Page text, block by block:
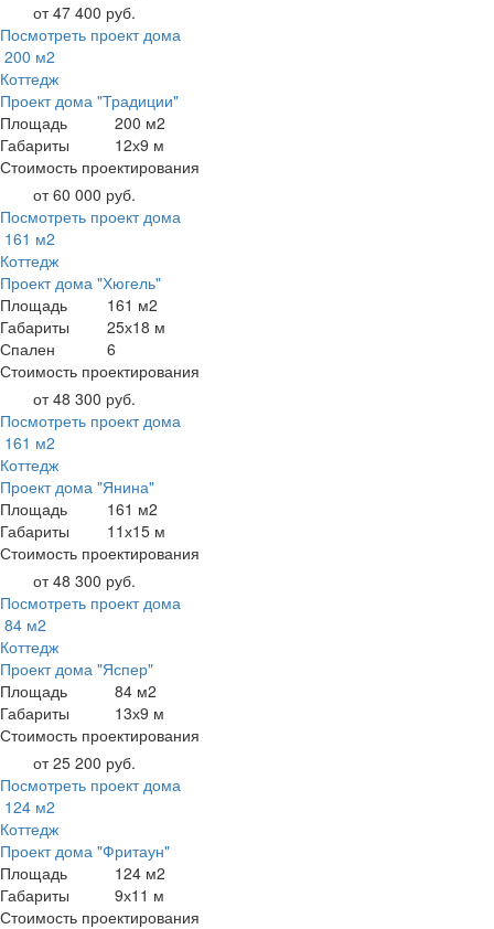
от 47 400 руб.
Посмотреть проект дома
200 м2
Коттедж
Проект дома "Традиции"
Площадь
200 м2
Габариты
12х9 м
Стоимость проектирования
от 60 000 руб.
Посмотреть проект дома
161 м2
Коттедж
Проект дома "Хюгель"
Площадь
161 м2
Габариты
25х18 м
Спален
6
Стоимость проектирования
от 48 300 руб.
Посмотреть проект дома
161 м2
Коттедж
Проект дома "Янина"
Площадь
161 м2
Габариты
11х15 м
Стоимость проектирования
от 48 300 руб.
Посмотреть проект дома
84 м2
Коттедж
Проект дома "Яспер"
Площадь
84 м2
Габариты
13х9 м
Стоимость проектирования
от 25 200 руб.
Посмотреть проект дома
124 м2
Коттедж
Проект дома "Фритаун"
Площадь
124 м2
Габариты
9х11 м
Стоимость проектирования